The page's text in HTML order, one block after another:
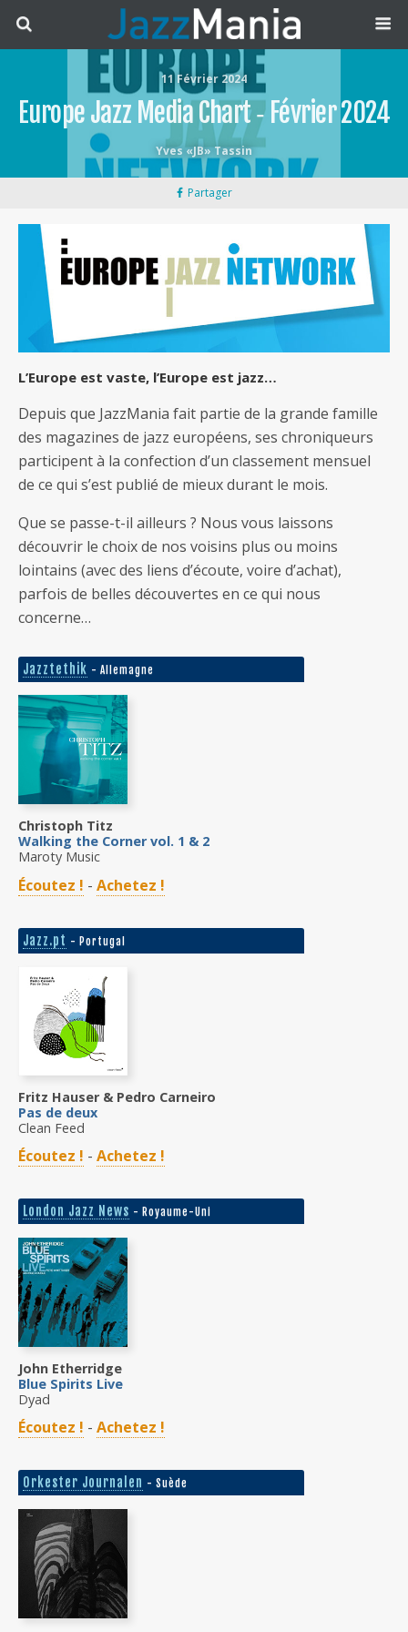
11 Février 2024
Europe Jazz Media Chart ‐ Février 2024
Yves «JB» Tassin
Partager
L’Europe est vaste, l’Europe est jazz…
Depuis que JazzMania fait partie de la grande famille
des magazines de jazz européens, ses chroniqueurs
participent à la confection d’un classement mensuel
de ce qui s’est publié de mieux durant le mois.
Que se passe-t-il ailleurs ? Nous vous laissons
découvrir le choix de nos voisins plus ou moins
lointains (avec des liens d’écoute, voire d’achat),
parfois de belles découvertes en ce qui nous
concerne…
Jazztethik - Allemagne
Christoph Titz
Walking the Corner vol. 1 & 2
Maroty Music
Écoutez ! - Achetez !
Jazz.pt - Portugal
Fritz Hauser & Pedro Carneiro
Pas de deux
Clean Feed
Écoutez ! - Achetez !
London Jazz News - Royaume-Uni
John Etherridge
Blue Spirits Live
Dyad
Écoutez ! - Achetez !
Orkester Journalen - Suède